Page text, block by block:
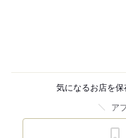
気になるお店を保
ア